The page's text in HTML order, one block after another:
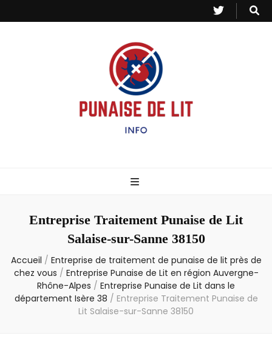
– Info
Entreprise Traitement Punaise de Lit
Salaise-sur-Sanne 38150
Accueil / Entreprise de traitement de punaise de lit près de
chez vous / Entreprise Punaise de Lit en région Auvergne-
Rhône-Alpes / Entreprise Punaise de Lit dans le
département Isère 38 / Entreprise Traitement Punaise de
Lit Salaise-sur-Sanne 38150